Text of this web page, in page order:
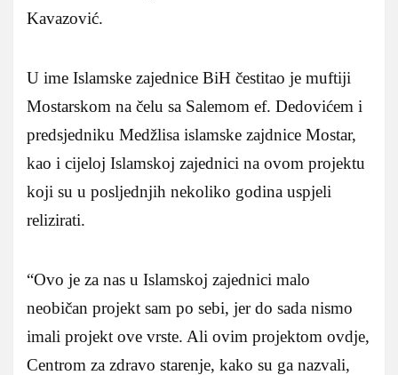
Kavazović.
U ime Islamske zajednice BiH čestitao je muftiji
Mostarskom na čelu sa Salemom ef. Dedovićem i
predsjedniku Medžlisa islamske zajdnice Mostar,
kao i cijeloj Islamskoj zajednici na ovom projektu
koji su u posljednjih nekoliko godina uspjeli
relizirati.
“Ovo je za nas u Islamskoj zajednici malo
neobičan projekt sam po sebi, jer do sada nismo
imali projekt ove vrste. Ali ovim projektom ovdje,
Centrom za zdravo starenje, kako su ga nazvali,